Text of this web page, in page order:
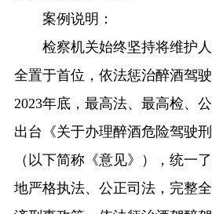
案例说明：
检察机关始终坚持将维护人
全置于首位，依法惩治醉酒驾
2023年底，最高法、最高检、
出台《关于办理醉酒危险驾驶刑
（以下简称《意见》），统一
地严格执法、公正司法，完整